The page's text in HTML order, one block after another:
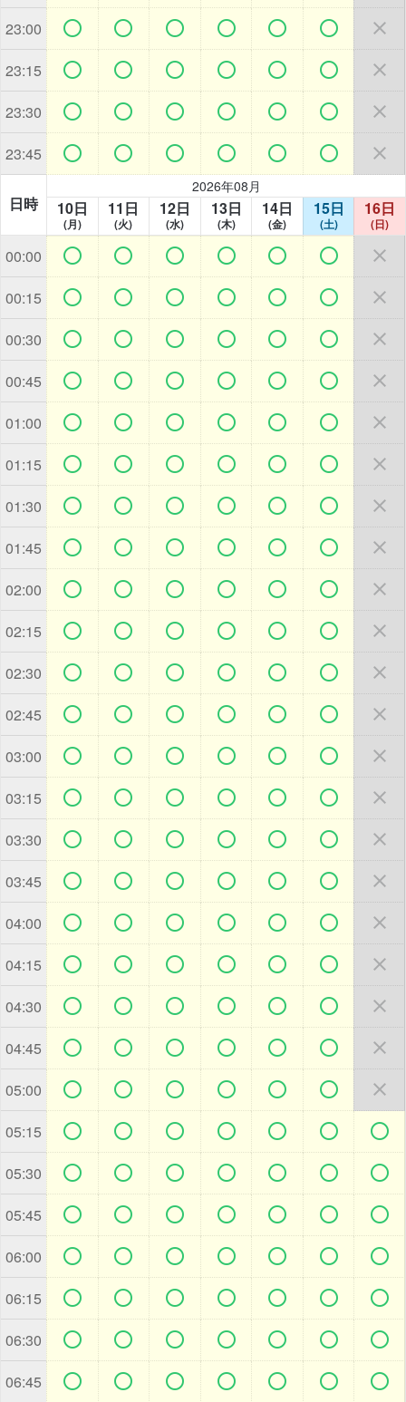
23:00       
23:15       
23:30       
23:45       
日時
2026年08月
10日
(月)
11日
(火)
12日
(水)
13日
(木)
14日
(金)
15日
(土)
16日
(日)
00:00       
00:15       
00:30       
00:45       
01:00       
01:15       
01:30       
01:45       
02:00       
02:15       
02:30       
02:45       
03:00       
03:15       
03:30       
03:45       
04:00       
04:15       
04:30       
04:45       
05:00       
05:15       
05:30       
05:45       
06:00       
06:15       
06:30       
06:45       